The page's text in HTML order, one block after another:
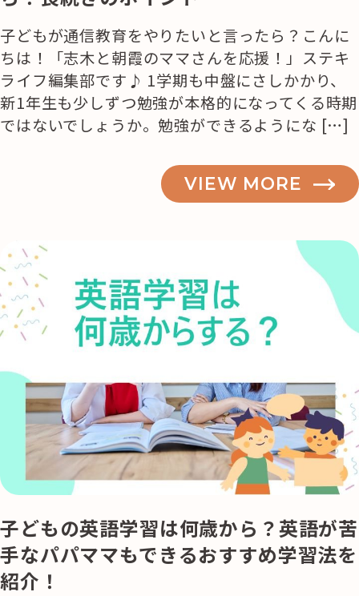
子どもが通信教育をやりたいと言ったら？こんに
ちは！「志木と朝霞のママさんを応援！」ステキ
ライフ編集部です♪ 1学期も中盤にさしかかり、
新1年生も少しずつ勉強が本格的になってくる時期
ではないでしょうか。勉強ができるようにな […]
VIEW MORE
子どもの英語学習は何歳から？英語が苦
手なパパママもできるおすすめ学習法を
紹介！